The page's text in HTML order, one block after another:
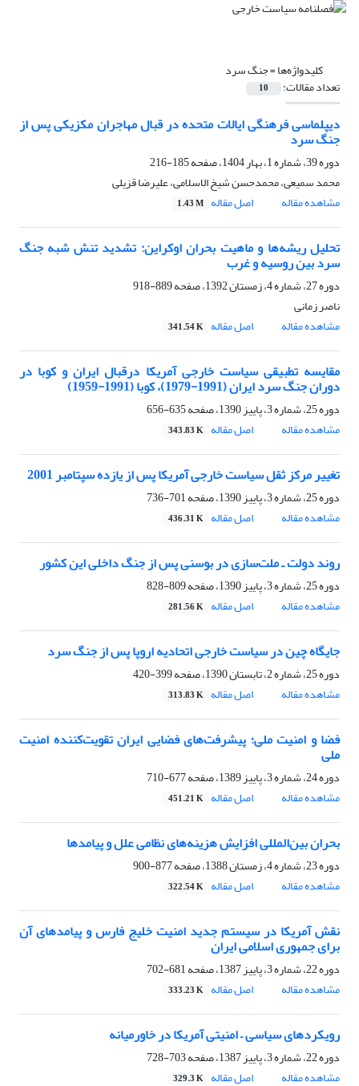
کلیدواژه‌ها =جنگ سرد
تعداد مقالات: 10
دیپلماسی فرهنگی ایالات متحده در قبال مهاجران مکزیکی پس از
جنگ سرد
دوره 39، شماره 1، بهار 1404، صفحه
185-216
محمد سمیعی، محمدحسن شیخ الاسلامی، علیرضا قزیلی
مشاهده مقاله
اصل مقاله 1.43 M
تحلیل ریشه‌ها و ماهیت بحران اوکراین: تشدید تنش شبه جنگ
سرد بین روسیه و غرب
دوره 27، شماره 4، زمستان 1392، صفحه
889-918
ناصر زمانی
مشاهده مقاله
اصل مقاله 341.54 K
مقایسه تطبیقی سیاست‌ خارجی آمریکا درقبال ‏ایران و کوبا در
دوران جنگ سرد ایران (1991-1979)، کوبا (1991-1959)‏
دوره 25، شماره 3، پاییز 1390، صفحه
635-656
مشاهده مقاله
اصل مقاله 343.83 K
تغییر مرکز ثقل سیاست خارجی آمریکا پس از ‏یازده سپتامبر 2001‏
دوره 25، شماره 3، پاییز 1390، صفحه
701-736
مشاهده مقاله
اصل مقاله 436.31 K
روند دولت‌ ـ ملت‌سازی در بوسنی پس از جنگ ‏داخلی این کشور
دوره 25، شماره 3، پاییز 1390، صفحه
809-828
مشاهده مقاله
اصل مقاله 281.56 K
جایگاه چین در سیاست خارجی اتحادیه اروپا پس از جنگ سرد
دوره 25، شماره 2، تابستان 1390، صفحه
399-420
مشاهده مقاله
اصل مقاله 313.83 K
فضا و امنیت ملی؛ پیشرفت‌های فضایی ایران ‏تقویت‌کننده امنیت
ملی ‏
دوره 24، شماره 3، پاییز 1389، صفحه
677-710
مشاهده مقاله
اصل مقاله 451.21 K
بحران بین‌المللی افزایش هزینه‌های نظامی علل و پیامدها ‏
دوره 23، شماره 4، زمستان 1388، صفحه
877-900
مشاهده مقاله
اصل مقاله 322.54 K
نقش آمریکا در سیستم جدید امنیت خلیج فارس و ‏پیامدهای آن
برای جمهوری اسلامی ایران ‏
دوره 22، شماره 3، پاییز 1387، صفحه
681-702
مشاهده مقاله
اصل مقاله 333.23 K
رویکردهای سیاسی – امنیتی آمریکا در خاورمیانه ‏
دوره 22، شماره 3، پاییز 1387، صفحه
703-728
مشاهده مقاله
اصل مقاله 329.3 K